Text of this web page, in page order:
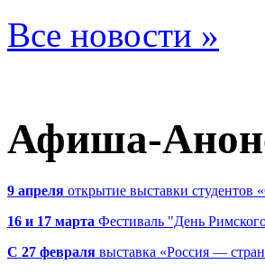
Все новости »
Афиша-
9 апреля открытие выставки
16 и 17 марта Фестиваль "День
С 27 февраля выставка «Россия —